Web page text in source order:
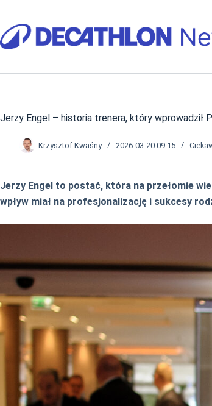
treści
Jerzy Engel – historia trenera, który wprowadził
Krzysztof Kwaśny 2026-03-20 09:15
Jerzy Engel to postać, która na przełomie
wpływ miał na profesjonalizację i sukcesy